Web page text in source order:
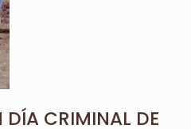
DÍA CRIMINAL DE